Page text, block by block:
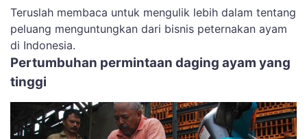
Teruslah membaca untuk mengulik lebih dalam tentang
peluang menguntungkan dari bisnis peternakan ayam
di Indonesia.
Pertumbuhan permintaan daging ayam yang
tinggi